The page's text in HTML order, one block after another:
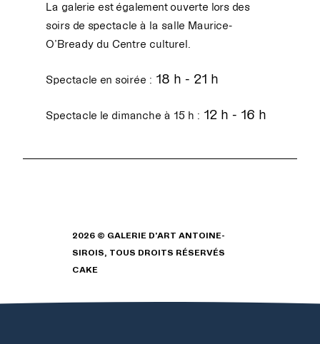
La galerie est également ouverte lors des
soirs de spectacle à la salle Maurice-
O’Bready du Centre culturel.
Spectacle en soirée : 18 h - 21 h
Spectacle le dimanche à 15 h : 12 h - 16 h
2026 © GALERIE D'ART ANTOINE-
SIROIS, TOUS DROITS RÉSERVÉS
CAKE